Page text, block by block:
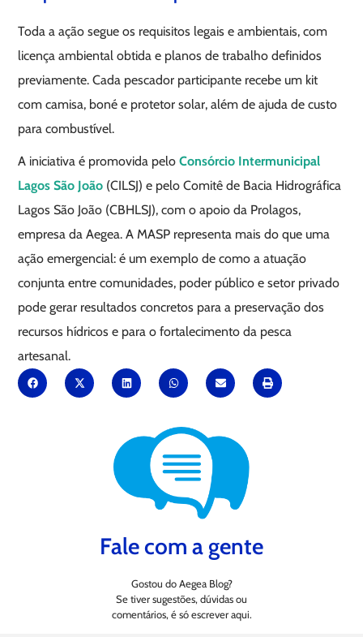
Toda a ação segue os requisitos legais e ambientais, com
licença ambiental obtida e planos de trabalho definidos
previamente. Cada pescador participante recebe um kit
com camisa, boné e protetor solar, além de ajuda de custo
para combustível.
A iniciativa é promovida peloConsórcio Intermunicipal
Lagos São João (CILSJ) e pelo Comitê de Bacia Hidrográfica
Lagos São João (CBHLSJ), com o apoio da Prolagos,
empresa da Aegea. A MASP representa mais do que uma
ação emergencial: é um exemplo de como a atuação
conjunta entre comunidades, poder público e setor privado
pode gerar resultados concretos para a preservação dos
recursos hídricos e para o fortalecimento da pesca
artesanal.
Fale com a gente
Gostou do Aegea Blog?
Se tiver sugestões, dúvidas ou
comentários, é só escrever aqui.